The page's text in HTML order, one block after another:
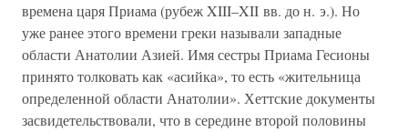
времена царя Приама (рубеж XIII–XII вв. до н. э.). Но
уже ранее этого времени греки называли западные
области Анатолии Азией. Имя сестры Приама Гесионы
принято толковать как «асийка», то есть «жительница
определенной области Анатолии». Хеттские документы
засвидетельствовали, что в середине второй половины